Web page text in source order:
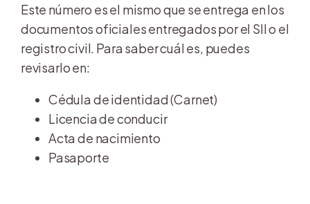
Este número es el mismo que se entrega en los
documentos oficiales entregados por el SII o el
registro civil. Para saber cuál es, puedes
revisarlo en:
Cédula de identidad (Carnet)
Licencia de conducir
Acta de nacimiento
Pasaporte